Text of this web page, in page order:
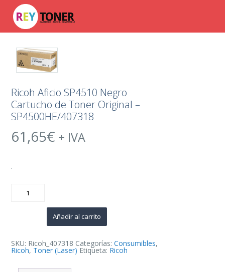
Ricoh Aficio SP4510 Negro
Cartucho de Toner Original –
SP4500HE/407318
61,65€ + IVA
.
Aficio
-
SP4500HE/407318
cantidad
Añadir al carrito
SKU: Ricoh_407318 Categorías:Consumibles,
Ricoh, Toner (Laser) Etiqueta: Ricoh